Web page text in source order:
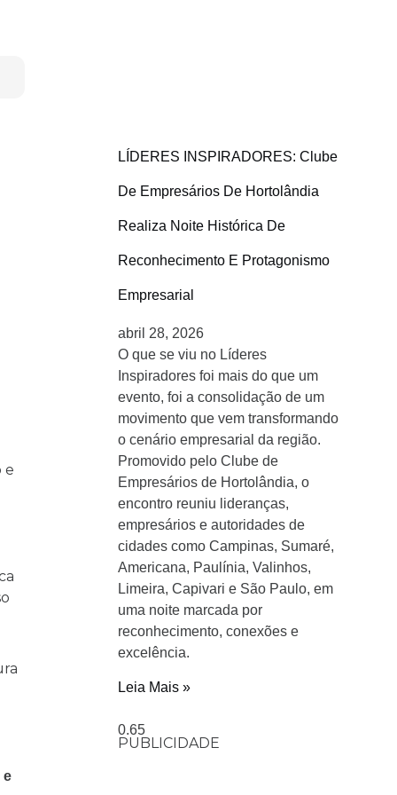
e
e
LÍDERES INSPIRADORES: Clube
De Empresários De Hortolândia
Realiza Noite Histórica De
Reconhecimento E Protagonismo
Empresarial
abril 28, 2026
O que se viu no Líderes
Inspiradores foi mais do que um
evento, foi a consolidação de um
movimento que vem transformando
o cenário empresarial da região.
Promovido pelo Clube de
Empresários de Hortolândia, o
encontro reuniu lideranças,
empresários e autoridades de
cidades como Campinas, Sumaré,
Americana, Paulínia, Valinhos,
Limeira, Capivari e São Paulo, em
uma noite marcada por
reconhecimento, conexões e
excelência.
Leia Mais »
PUBLICIDADE